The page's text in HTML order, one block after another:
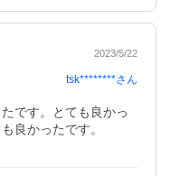
2023/5/22
tsk********さん
です。とても良かっ
良かったです。